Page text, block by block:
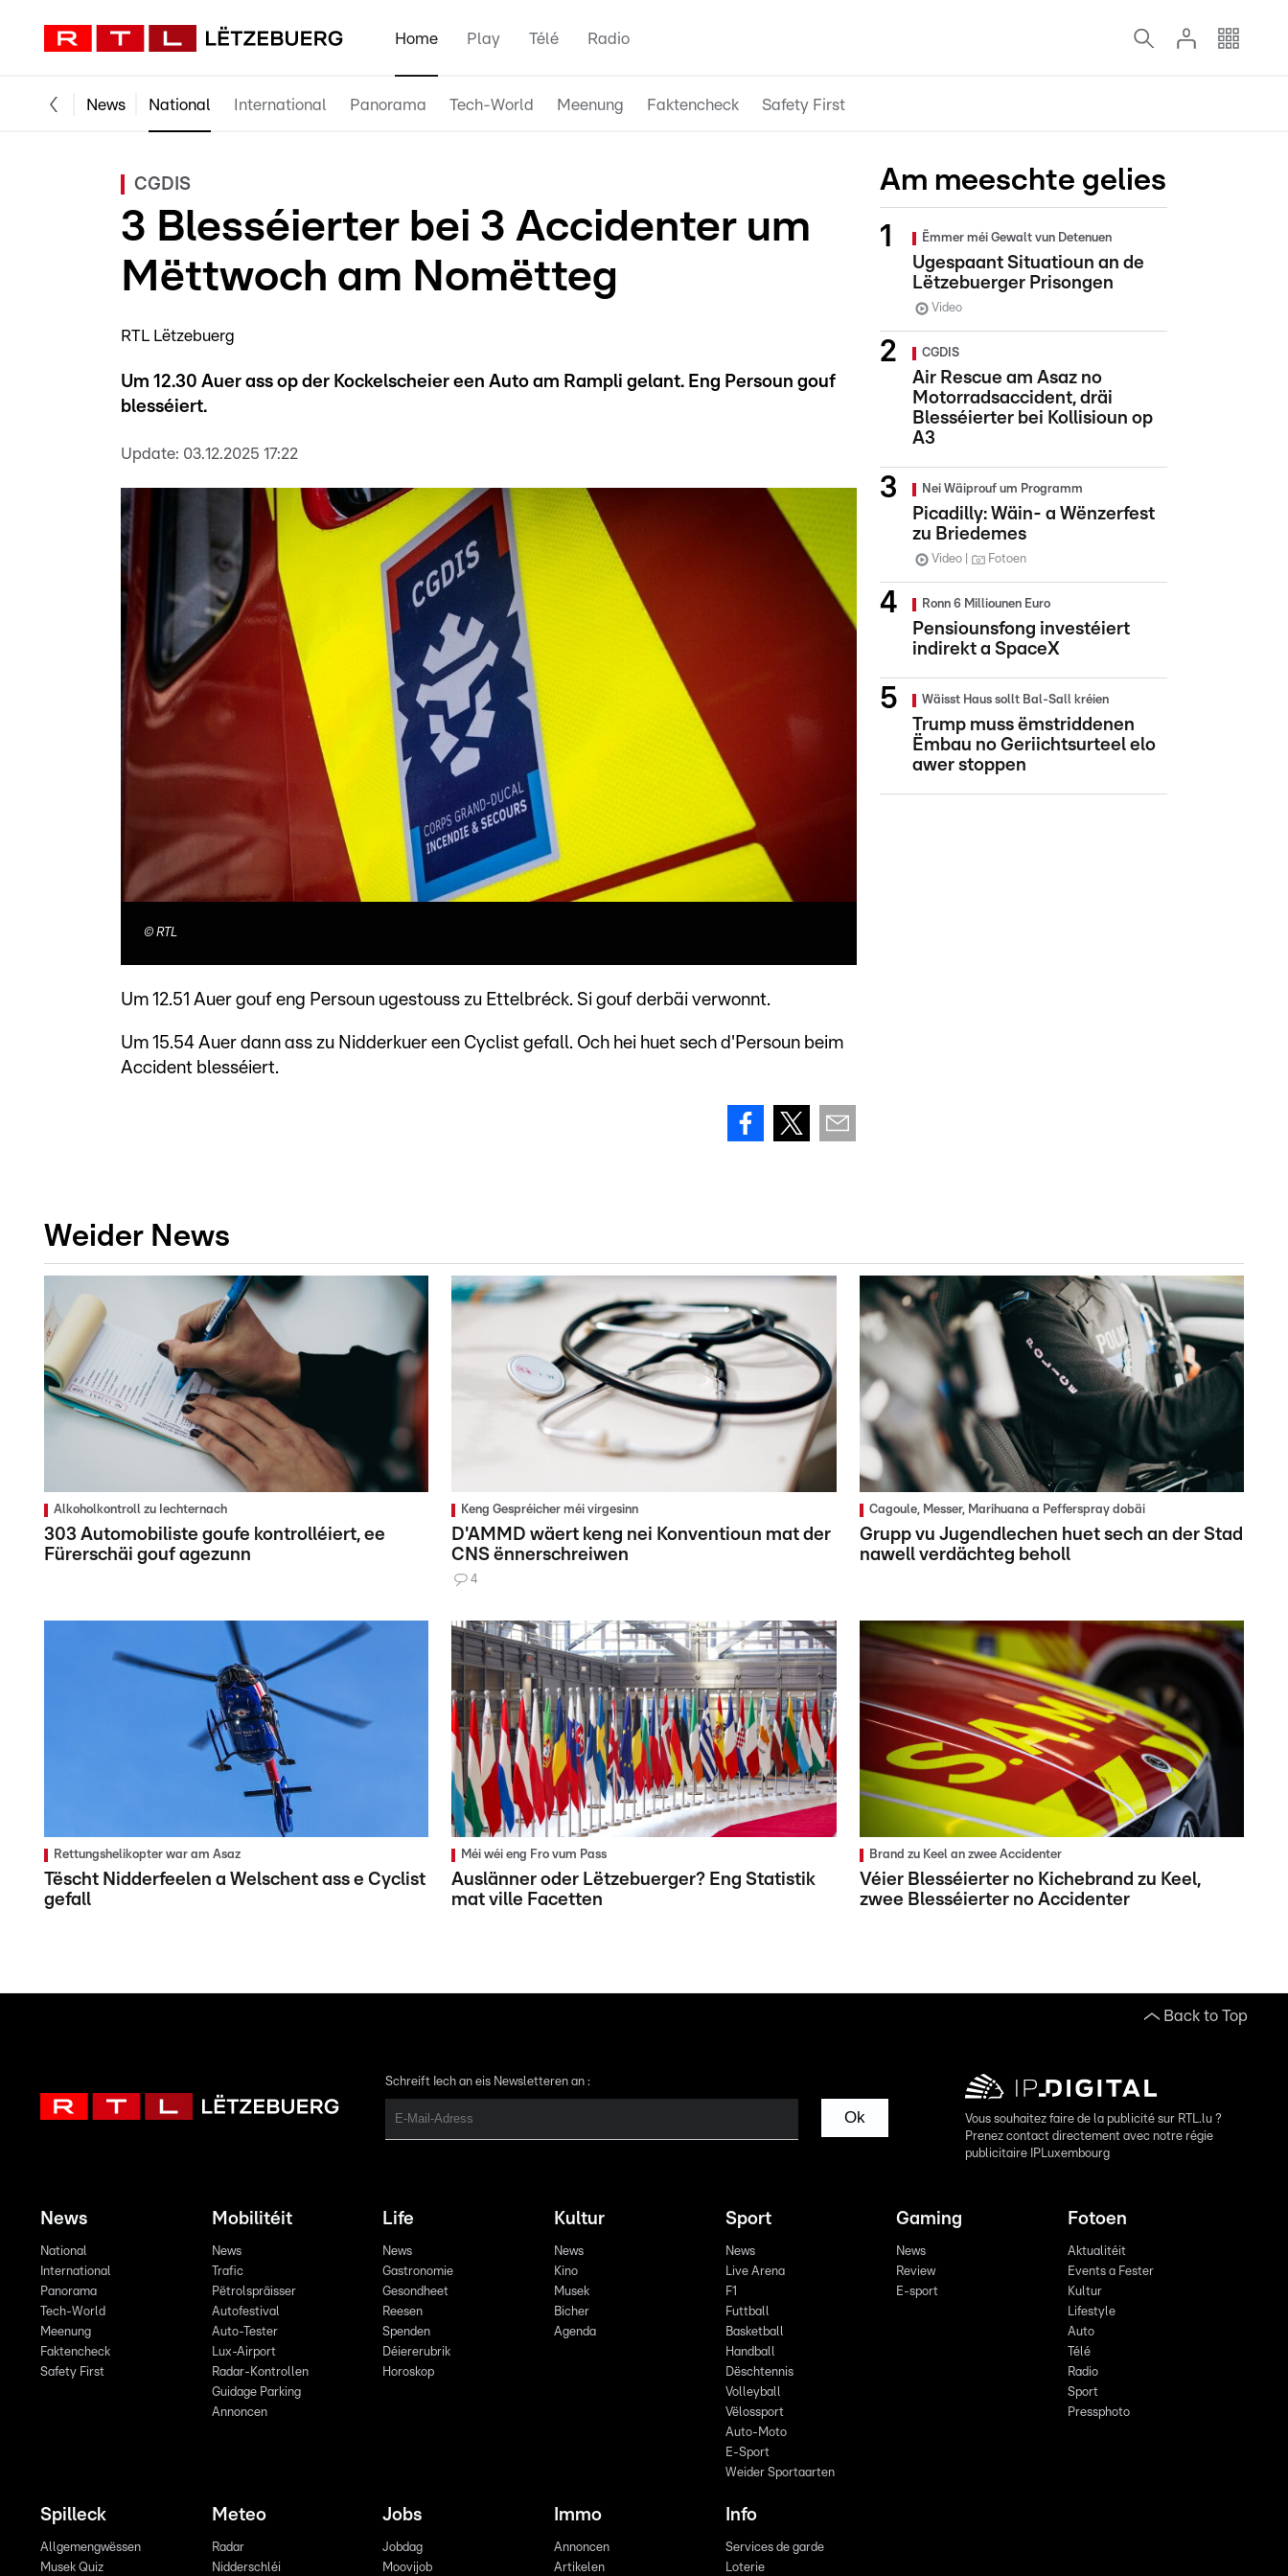
Home Play Télé Radio
News National International Panorama Tech-World Meenung Faktencheck Safety First
CGDIS
3 Blesséierter bei 3 Accidenter um
Mëttwoch am Nomëtteg
RTL Lëtzebuerg
Um 12.30 Auer ass op der Kockelscheier een Auto am Rampli gelant. Eng Persoun gouf
blesséiert.
Update: 03.12.2025 17:22
© RTL
Um 12.51 Auer gouf eng Persoun ugestouss zu Ettelbréck. Si gouf derbäi verwonnt.
Um 15.54 Auer dann ass zu Nidderkuer een Cyclist gefall. Och hei huet sech d'Persoun beim
Accident blesséiert.
Am meeschte gelies
Ëmmer méi Gewalt vun Detenuen
Ugespaant Situatioun an de
Lëtzebuerger Prisongen
Video
CGDIS
Air Rescue am Asaz no
Motorradsaccident, dräi
Blesséierter bei Kollisioun op
A3
Nei Wäiprouf um Programm
Picadilly: Wäin- a Wënzerfest
zu Briedemes
Video Fotoen
Ronn 6 Milliounen Euro
Pensiounsfong investéiert
indirekt a SpaceX
Wäisst Haus sollt Bal-Sall kréien
Trump muss ëmstriddenen
Ëmbau no Geriichtsurteel elo
awer stoppen
Weider News
Alkoholkontroll zu Iechternach
303 Automobiliste goufe kontrolléiert, ee
Fürerschäi gouf agezunn
Keng Gespréicher méi virgesinn
D'AMMD wäert keng nei Konventioun mat der
CNS ënnerschreiwen
4
Cagoule, Messer, Marihuana a Pefferspray dobäi
Grupp vu Jugendlechen huet sech an der Stad
nawell verdächteg beholl
Rettungshelikopter war am Asaz
Tëscht Nidderfeelen a Welschent ass e Cyclist
gefall
Méi wéi eng Fro vum Pass
Auslänner oder Lëtzebuerger? Eng Statistik
mat ville Facetten
Brand zu Keel an zwee Accidenter
Véier Blesséierter no Kichebrand zu Keel,
zwee Blesséierter no Accidenter
Back to Top
Schreift Iech an eis Newsletteren an :
Ok
Vous souhaitez faire de la publicité sur RTL.lu ?
Prenez contact directement avec notre régie
publicitaire IPLuxembourg
News
National
International
Panorama
Tech-World
Meenung
Faktencheck
Safety First
Mobilitéit
News
Trafic
Pëtrolspräisser
Autofestival
Auto-Tester
Lux-Airport
Radar-Kontrollen
Guidage Parking
Annoncen
Life
News
Gastronomie
Gesondheet
Reesen
Spenden
Déiererubrik
Horoskop
Kultur
News
Kino
Musek
Bicher
Agenda
Sport
News
Live Arena
F1
Futtball
Basketball
Handball
Dëschtennis
Volleyball
Vëlossport
Auto-Moto
E-Sport
Weider Sportaarten
Gaming
News
Review
E-sport
Fotoen
Aktualitéit
Events a Fester
Kultur
Lifestyle
Auto
Télé
Radio
Sport
Pressphoto
Spilleck
Allgemengwëssen
Musek Quiz
Meteo
Radar
Nidderschléi
Jobs
Jobdag
Moovijob
Immo
Annoncen
Artikelen
Info
Services de garde
Loterie